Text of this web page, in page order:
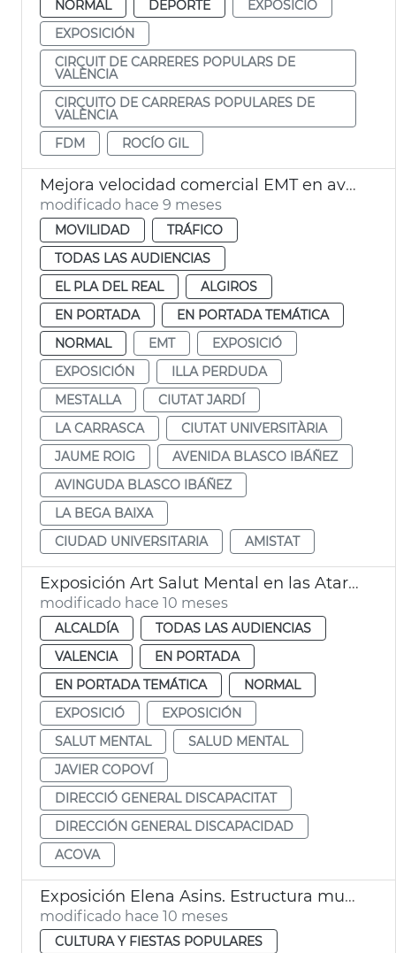
NORMAL DEPORTE
EXPOSICIÓ
EXPOSICIÓN
CIRCUIT DE CARRERES POPULARS DE
VALÈNCIA
CIRCUITO DE CARRERAS POPULARES DE
VALÈNCIA
FDM
ROCÍO GIL
Mejora velocidad comercial EMT en avenida Blasco IBÁÑEZ València
modificado hace 9 meses
MOVILIDAD
TRÁFICO
TODAS LAS AUDIENCIAS
EL PLA DEL REAL
ALGIROS
EN PORTADA
EN PORTADA TEMÁTICA
NORMAL
EMT
EXPOSICIÓ
EXPOSICIÓN
ILLA PERDUDA
MESTALLA
CIUTAT JARDÍ
LA CARRASCA
CIUTAT UNIVERSITÀRIA
JAUME ROIG
AVENIDA BLASCO IBÁÑEZ
AVINGUDA BLASCO IBÁÑEZ
LA BEGA BAIXA
CIUDAD UNIVERSITARIA
AMISTAT
Exposición Art Salut Mental en las Atarazanas
modificado hace 10 meses
ALCALDÍA
TODAS LAS AUDIENCIAS
VALENCIA
EN PORTADA
EN PORTADA TEMÁTICA
NORMAL
EXPOSICIÓ
EXPOSICIÓN
SALUT MENTAL
SALUD MENTAL
JAVIER COPOVÍ
DIRECCIÓ GENERAL DISCAPACITAT
DIRECCIÓN GENERAL DISCAPACIDAD
ACOVA
Exposición Elena Asins. Estructura musical. Museu de la Ciutat de València
modificado hace 10 meses
CULTURA Y FIESTAS POPULARES